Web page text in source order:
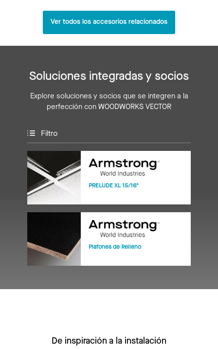
Ver todos los accesorios relacionados
Soluciones integradas y socios
Explore soluciones y socios que se integren a la
perfección con WOODWORKS VECTOR
Filtro
PRELUDE XL 15/16"
Plafones de Relleno
De inspiración a la instalación